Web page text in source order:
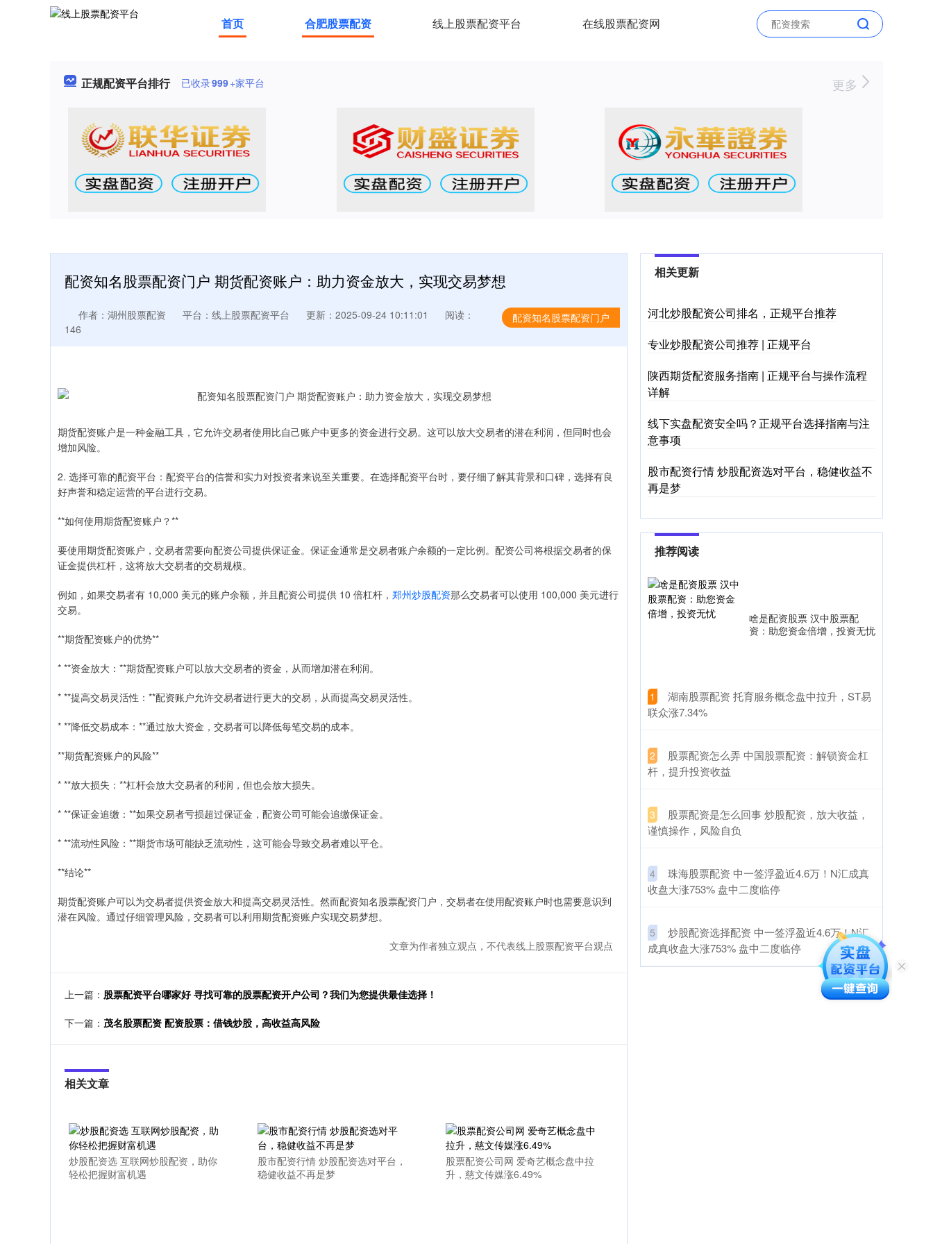
首页 合肥股票配资 线上股票配资平台 在线股票配资网
正规配资平台排行 已收录999+家平台 更多
配资知名股票配资门户 期货配资账户：助力资金放大，实现交易梦想
配资知名股票配资门户
作者：湖州股票配资 平台：线上股票配资平台 更新：2025-09-24 10:11:01
阅读：
146
期货配资账户是一种金融工具，它允许交易者使用比自己账户中更多的资金进行交易。这可以放大交易者的潜在利润，但同时也会
增加风险。
2. 选择可靠的配资平台：配资平台的信誉和实力对投资者来说至关重要。在选择配资平台时，要仔细了解其背景和口碑，选择有良
好声誉和稳定运营的平台进行交易。
**如何使用期货配资账户？**
要使用期货配资账户，交易者需要向配资公司提供保证金。保证金通常是交易者账户余额的一定比例。配资公司将根据交易者的保
证金提供杠杆，这将放大交易者的交易规模。
例如，如果交易者有 10,000 美元的账户余额，并且配资公司提供 10 倍杠杆， 郑州炒股配资那么交易者可以使用 100,000 美元进行
交易。
**期货配资账户的优势**
* **资金放大：**期货配资账户可以放大交易者的资金，从而增加潜在利润。
* **提高交易灵活性：**配资账户允许交易者进行更大的交易，从而提高交易灵活性。
* **降低交易成本：**通过放大资金，交易者可以降低每笔交易的成本。
**期货配资账户的风险**
* **放大损失：**杠杆会放大交易者的利润，但也会放大损失。
* **保证金追缴：**如果交易者亏损超过保证金，配资公司可能会追缴保证金。
* **流动性风险：**期货市场可能缺乏流动性，这可能会导致交易者难以平仓。
**结论**
期货配资账户可以为交易者提供资金放大和提高交易灵活性。然而配资知名股票配资门户，交易者在使用配资账户时也需要意识到
潜在风险。通过仔细管理风险，交易者可以利用期货配资账户实现交易梦想。
文章为作者独立观点，不代表线上股票配资平台观点
上一篇： 股票配资平台哪家好 寻找可靠的股票配资开户公司？我们为您提供最佳选择！
下一篇： 茂名股票配资 配资股票：借钱炒股，高收益高风险
相关文章
炒股配资选 互联网炒股配资，助你
轻松把握财富机遇
股市配资行情 炒股配资选对平台，
稳健收益不再是梦
股票配资公司网 爱奇艺概念盘中拉
升，慈文传媒涨6.49%
相关更新
河北炒股配资公司排名，正规平台推荐
专业炒股配资公司推荐 | 正规平台
陕西期货配资服务指南 | 正规平台与操作流程
详解
线下实盘配资安全吗？正规平台选择指南与注
意事项
股市配资行情 炒股配资选对平台，稳健收益不
再是梦
推荐阅读
啥是配资股票 汉中股票配
资：助您资金倍增，投资无忧
1
​湖南股票配资 托育服务概念盘中拉升，ST易
联众涨7.34%
2
​股票配资怎么弄 中国股票配资：解锁资金杠
杆，提升投资收益
3
​股票配资是怎么回事 炒股配资，放大收益，
谨慎操作，风险自负
4
​珠海股票配资 中一签浮盈近4.6万！N汇成真
收盘大涨753% 盘中二度临停
5
​炒股配资选择配资 中一签浮盈近4.6万！N汇
成真收盘大涨753% 盘中二度临停